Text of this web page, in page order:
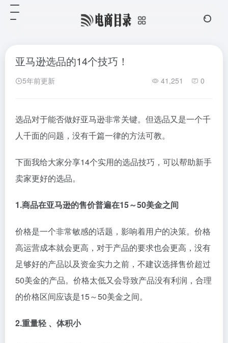
亚马逊选品的14个技巧！
5年前更新 41,251 0
选品对于能否做好亚马逊非常关键。但选品又是一个千
人千面的问题，没有千篇一律的方法可教。
下面我给大家分享14个实用的选品技巧，可以帮助新手
卖家更好的选品。
1.商品在亚马逊的售价普遍在15～50美金之间
价格是一个非常敏感的话题，影响着用户的决策。价格
高运营成本就会更高，对于产品的要求也会更高，没有
足够好的产品以及资金实力之前，不建议选择售价超过
50美金的产品。价格太低又会导致产品没有利润，合理
的价格区间应该是15～50美金之间。
2.重量轻 、体积小